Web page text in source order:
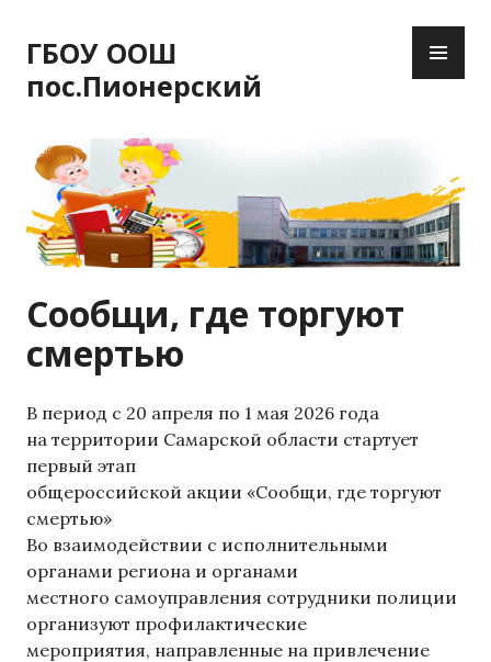
е
р
е
и
с
е
р
ж
м
о
м
у
ГБОУ ООШ
пос.Пионерский
Сообщи, где торгуют
смертью
В период с 20 апреля по 1 мая 2026 года
на территории Самарской области стартует
первый этап
общероссийской акции «Сообщи, где торгуют
смертью»
Во взаимодействии с исполнительными
органами региона и органами
местного самоуправления сотрудники полиции
организуют профилактические
мероприятия, направленные на привлечение